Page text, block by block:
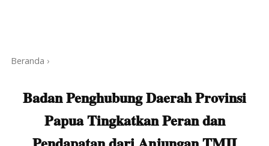
Beranda ›
Badan Penghubung Daerah Provinsi
Papua Tingkatkan Peran dan